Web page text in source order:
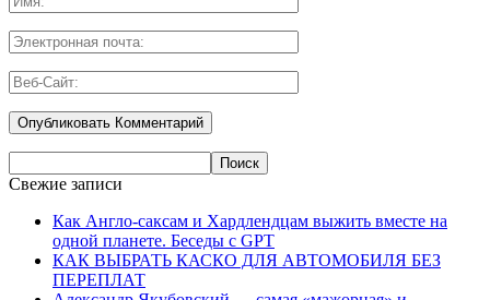
Свежие записи
Как Англо-саксам и Хардлендцам выжить вместе на
одной планете. Беседы с GPT
КАК ВЫБРАТЬ КАСКО ДЛЯ АВТОМОБИЛЯ БЕЗ
ПЕРЕПЛАТ